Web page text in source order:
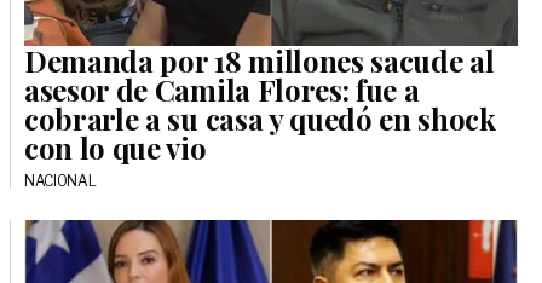
Demanda por 18 millones sacude al
asesor de Camila Flores: fue a
cobrarle a su casa y quedó en shock
con lo que vio
NACIONAL